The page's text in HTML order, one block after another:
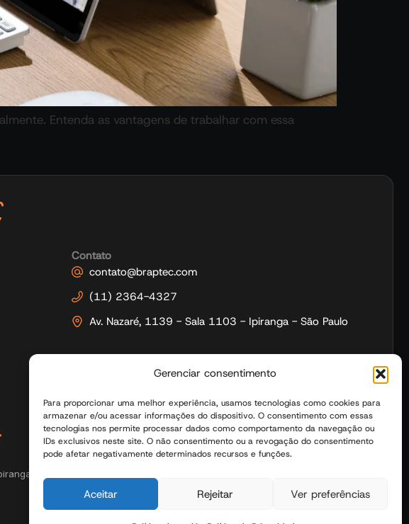
Gerenciar consentimento
Para proporcionar uma melhor experiência, usamos tecnologias como cookies para
armazenar e/ou acessar informações do dispositivo. O consentimento com essas
tecnologias nos permite processar dados como comportamento da navegação ou
IDs exclusivos neste site. O não consentimento ou a revogação do consentimento
pode afetar negativamente determinados recursos e funções.
Aceitar Rejeitar Ver preferências
Entenda as vantagens de trabalhar com essa
Contato
contato@braptec.com
(11) 2364-4327
Av. Nazaré, 1139 - Sala 1103 - Ipiranga - São Paulo
– São Paulo CEP: 04263-100 | CNPJ: 33.313.419/0001-52